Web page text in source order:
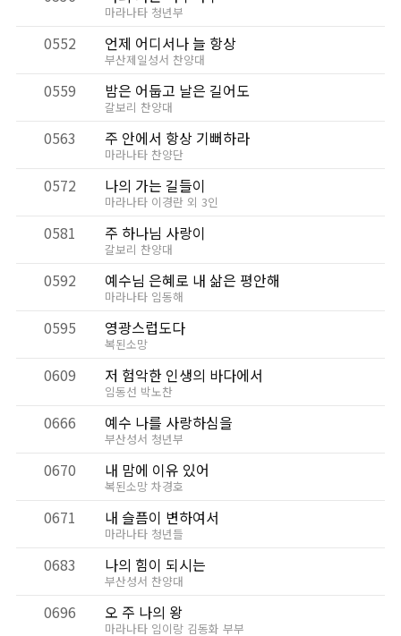
마라나타 청년부
0552 언제 어디서나 늘 항상
부산제일성서 찬양대
0559 밤은 어둡고 날은 길어도
갈보리 찬양대
0563 주 안에서 항상 기뻐하라
마라나타 찬양단
0572 나의 가는 길들이
마라나타 이경란 외 3인
0581 주 하나님 사랑이
갈보리 찬양대
0592 예수님 은혜로 내 삶은 평안해
마라나타 임동해
0595 영광스럽도다
복된소망
0609 저 험악한 인생의 바다에서
임동선 박노찬
0666 예수 나를 사랑하심을
부산성서 청년부
0670 내 맘에 이유 있어
복된소망 차경호
0671 내 슬픔이 변하여서
마라나타 청년들
0683 나의 힘이 되시는
부산성서 찬양대
0696 오 주 나의 왕
마라나타 임이랑 김동화 부부